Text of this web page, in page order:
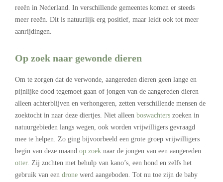
reeën in Nederland. In verschillende gemeentes komen er steeds
meer reeën. Dit is natuurlijk erg positief, maar leidt ook tot meer
aanrijdingen.
Op zoek naar gewonde dieren
Om te zorgen dat de verwonde, aangereden dieren geen lange en
pijnlijke dood tegemoet gaan of jongen van de aangereden dieren
alleen achterblijven en verhongeren, zetten verschillende mensen de
zoektocht in naar deze diertjes. Niet alleen boswachters zoeken in
natuurgebieden langs wegen, ook worden vrijwilligers gevraagd
mee te helpen. Zo ging bijvoorbeeld een grote groep vrijwilligers
begin van deze maand op zoek naar de jongen van een aangereden
otter. Zij zochten met behulp van kano’s, een hond en zelfs het
gebruik van een drone werd aangeboden. Tot nu toe zijn de baby